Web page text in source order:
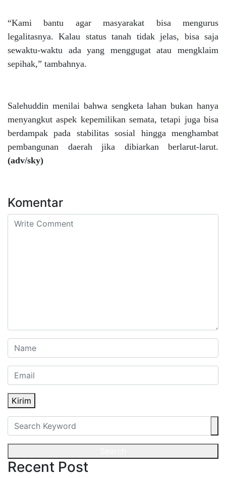
“Kami bantu agar masyarakat bisa mengurus
legalitasnya. Kalau status tanah tidak jelas, bisa saja
sewaktu-waktu ada yang menggugat atau mengklaim
sepihak,” tambahnya.
Salehuddin menilai bahwa sengketa lahan bukan hanya
menyangkut aspek kepemilikan semata, tetapi juga bisa
berdampak pada stabilitas sosial hingga menghambat
pembangunan daerah jika dibiarkan berlarut-larut.
(adv/sky)
Komentar
Kirim
Recent Post